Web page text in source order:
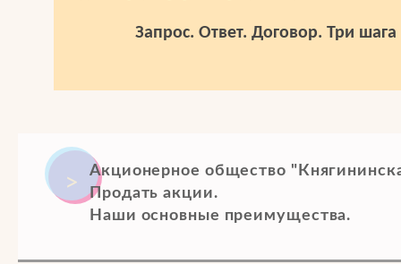
Запрос. Ответ. Договор. Три
Акционерное общество
Продать акции.
Наши основные преимущества.